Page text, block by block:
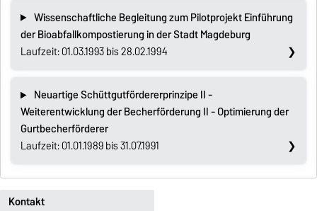
Wissenschaftliche Begleitung zum Pilotprojekt Einführung
der Bioabfallkompostierung in der Stadt Magdeburg
Laufzeit: 01.03.1993 bis 28.02.1994
Neuartige Schüttgutfördererprinzipe II -
Weiterentwicklung der Becherförderung II - Optimierung der
Gurtbecherförderer
Laufzeit: 01.01.1989 bis 31.07.1991
Kontakt